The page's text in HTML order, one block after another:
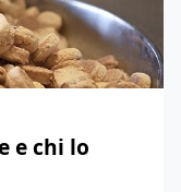
e chi lo